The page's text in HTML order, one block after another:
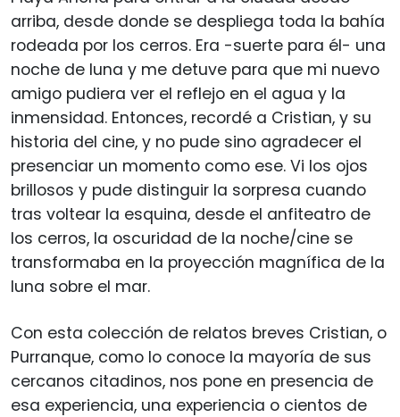
arriba, desde donde se despliega toda la bahía
rodeada por los cerros. Era -suerte para él- una
noche de luna y me detuve para que mi nuevo
amigo pudiera ver el reflejo en el agua y la
inmensidad. Entonces, recordé a Cristian, y su
historia del cine, y no pude sino agradecer el
presenciar un momento como ese. Vi los ojos
brillosos y pude distinguir la sorpresa cuando
tras voltear la esquina, desde el anfiteatro de
los cerros, la oscuridad de la noche/cine se
transformaba en la proyección magnífica de la
luna sobre el mar.
Con esta colección de relatos breves Cristian, o
Purranque, como lo conoce la mayoría de sus
cercanos citadinos, nos pone en presencia de
esa experiencia, una experiencia o cientos de